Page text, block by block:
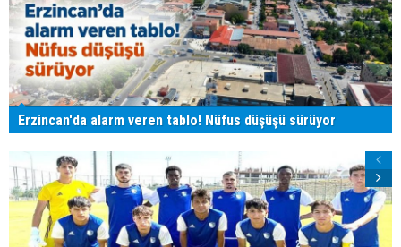
Erzincan'da alarm veren tablo! Nüfus düşüşü sürüyor